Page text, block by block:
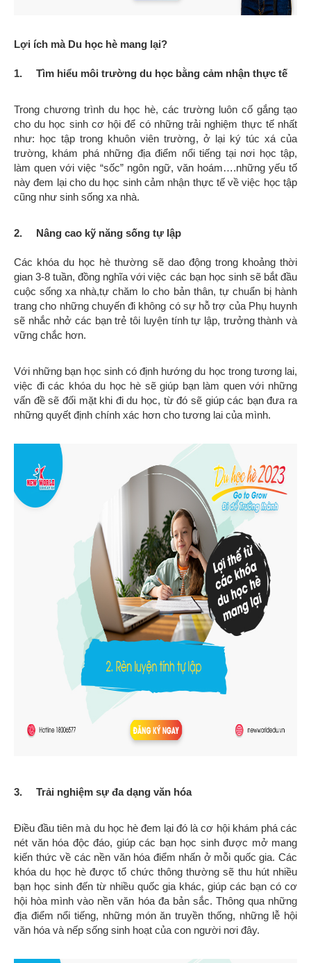
Lợi ích mà Du học hè mang lại?
1. Tìm hiểu môi trường du học bằng cảm nhận thực tế
Trong chương trình du học hè, các trường luôn cố gắng tạo
cho du học sinh cơ hội để có những trải nghiệm thực tế nhất
như: học tập trong khuôn viên trường, ở lại ký túc xá của
trường, khám phá những địa điểm nổi tiếng tại nơi học tập,
làm quen với việc “sốc” ngôn ngữ, văn hoám….những yếu tố
này đem lại cho du học sinh cảm nhận thực tế về việc học tập
cũng như sinh sống xa nhà.
2. Nâng cao kỹ năng sống tự lập
Các khóa du học hè thường sẽ dao động trong khoảng thời
gian 3-8 tuần, đồng nghĩa với việc các bạn học sinh sẽ bắt đầu
cuộc sống xa nhà,tự chăm lo cho bản thân, tự chuẩn bị hành
trang cho những chuyến đi không có sự hỗ trợ của Phụ huynh
sẽ nhắc nhở các bạn trẻ tôi luyện tính tự lập, trưởng thành và
vững chắc hơn.
Với những bạn học sinh có định hướng du học trong tương lai,
việc đi các khóa du học hè sẽ giúp bạn làm quen với những
vấn đề sẽ đối mặt khi đi du học, từ đó sẽ giúp các bạn đưa ra
những quyết định chính xác hơn cho tương lai của mình.
3. Trải nghiệm sự đa dạng văn hóa
Điều đầu tiên mà du học hè đem lại đó là cơ hội khám phá các
nét văn hóa độc đáo, giúp các bạn học sinh được mở mang
kiến thức về các nền văn hóa điểm nhấn ở mỗi quốc gia. Các
khóa du học hè được tổ chức thông thường sẽ thu hút nhiều
bạn học sinh đến từ nhiều quốc gia khác, giúp các bạn có cơ
hội hòa mình vào nền văn hóa đa bản sắc. Thông qua những
địa điểm nổi tiếng, những món ăn truyền thống, những lễ hội
văn hóa và nếp sống sinh hoạt của con người nơi đây.